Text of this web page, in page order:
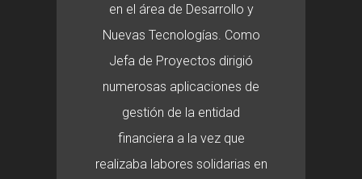
en el área de Desarrollo y
Nuevas Tecnologías. Como
Jefa de Proyectos dirigió
numerosas aplicaciones de
gestión de la entidad
financiera a la vez que
realizaba labores solidarias en